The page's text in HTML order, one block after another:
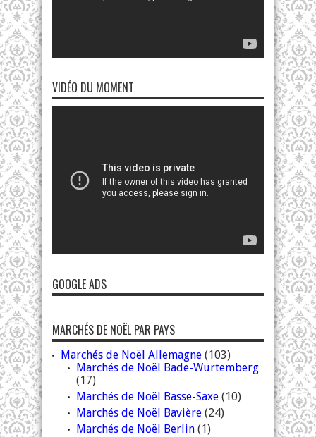
VIDÉO DU MOMENT
GOOGLE ADS
MARCHÉS DE NOËL PAR PAYS
Marchés de Noël Allemagne (103)
Marchés de Noël Bade-Wurtemberg
(17)
Marchés de Noël Basse-Saxe (10)
Marchés de Noël Bavière (24)
Marchés de Noël Berlin (1)